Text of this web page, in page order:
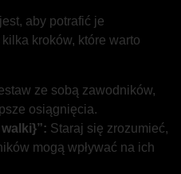
aby potrafić je
kroków, które warto
ze sobą zawodników,
osiągnięcia.
Staraj się zrozumieć,
mogą wpływać na ich